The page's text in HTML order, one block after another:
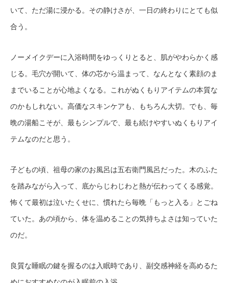
いて、ただ湯に浸かる。その静けさが、一日の終わりにとても似
合う。
ノーメイクデーに入浴時間をゆっくりとると、肌がやわらかく感
じる。毛穴が開いて、体の芯から温まって、なんとなく素顔のま
までいることが心地よくなる。これがぬくもりアイテムの本質な
のかもしれない。高価なスキンケアも、もちろん大切。でも、毎
晩の湯船こそが、最もシンプルで、最も続けやすいぬくもりアイ
テムなのだと思う。
子どもの頃、祖母の家のお風呂は五右衛門風呂だった。木のふた
を踏みながら入って、底からじわじわと熱が伝わってくる感覚。
怖くて最初は泣いたくせに、慣れたら毎晩「もっと入る」とごね
ていた。あの頃から、体を温めることの気持ちよさは知っていた
のだ。
良質な睡眠の鍵を握るのは入眠時であり、副交感神経を高めるた